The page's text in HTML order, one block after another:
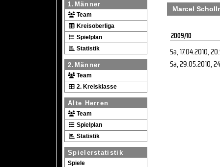
1.Männer
Team
Kreisoberliga
Spielplan
Statistik
2.Männer
Team
2. Kreisklasse
Alte Herren
Team
Spielplan
Statistik
Spielerstatistik
Spiele
Marcel
2009/10
Sa, 17.04.2010,
Sa, 29.05.2010,